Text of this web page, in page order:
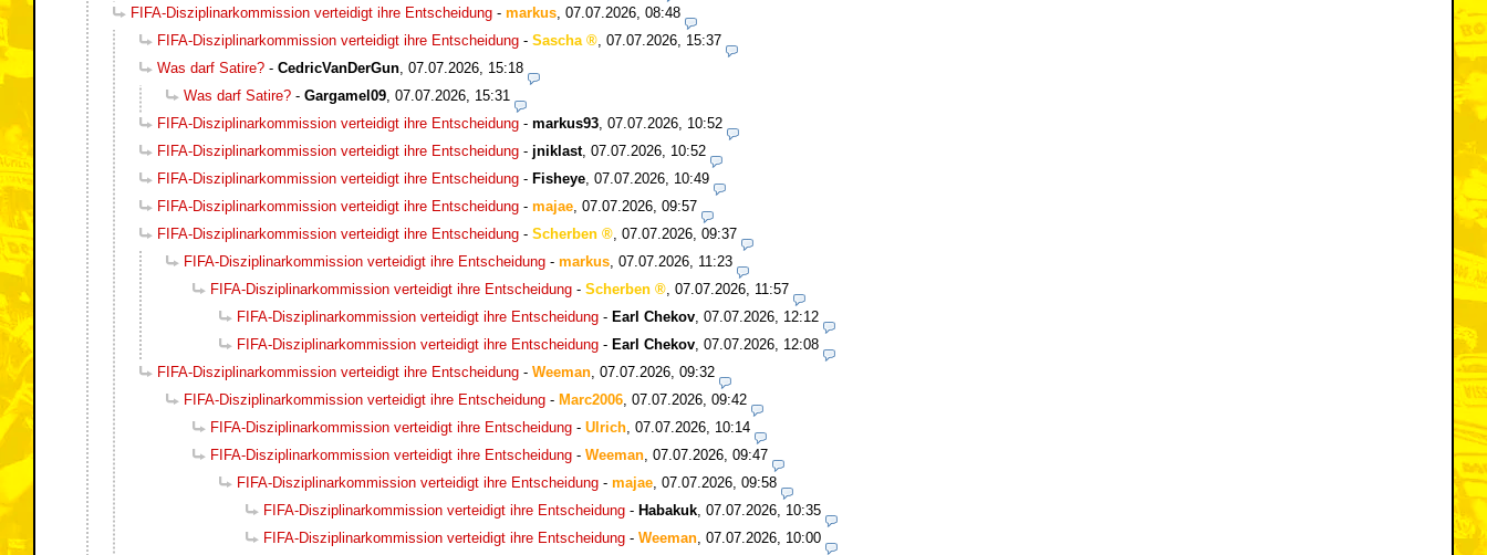
FIFA-Disziplinarkommission verteidigt ihre Entscheidung - markus 07.07.2026, 08:48
FIFA-Disziplinarkommission verteidigt ihre Entscheidung - Sascha
07.07.2026, 15:37
Was darf Satire? - CedricVanDerGun 07.07.2026, 15:18
Was darf Satire? - Gargamel09 07.07.2026, 15:31
FIFA-Disziplinarkommission verteidigt ihre Entscheidung - markus93 07.07.2026, 10:52
FIFA-Disziplinarkommission verteidigt ihre Entscheidung - jniklast, 07.07.2026, 10:52
FIFA-Disziplinarkommission verteidigt ihre Entscheidung - Fisheye 07.07.2026, 10:49
FIFA-Disziplinarkommission verteidigt ihre Entscheidung - majae 07.07.2026, 09:57
FIFA-Disziplinarkommission verteidigt ihre Entscheidung - Scherben
07.07.2026, 09:37
FIFA-Disziplinarkommission verteidigt ihre Entscheidung - markus 07.07.2026, 11:23
FIFA-Disziplinarkommission verteidigt ihre Entscheidung - Scherben
07.07.2026, 11:57
FIFA-Disziplinarkommission verteidigt ihre Entscheidung - Earl Chekov 07.07.2026, 12:12
FIFA-Disziplinarkommission verteidigt ihre Entscheidung - Earl Chekov 07.07.2026, 12:08
FIFA-Disziplinarkommission verteidigt ihre Entscheidung - Weeman 07.07.2026, 09:32
FIFA-Disziplinarkommission verteidigt ihre Entscheidung - Marc2006 07.07.2026, 09:42
FIFA-Disziplinarkommission verteidigt ihre Entscheidung - Ulrich 07.07.2026, 10:14
FIFA-Disziplinarkommission verteidigt ihre Entscheidung - Weeman 07.07.2026, 09:47
FIFA-Disziplinarkommission verteidigt ihre Entscheidung - majae 07.07.2026, 09:58
FIFA-Disziplinarkommission verteidigt ihre Entscheidung - Habakuk 07.07.2026, 10:35
FIFA-Disziplinarkommission verteidigt ihre Entscheidung - Weeman 07.07.2026, 10:00